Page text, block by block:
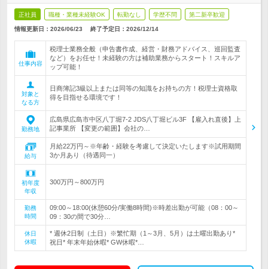
正社員 職種・業種未経験OK 転勤なし 学歴不問 第二新卒歓迎
情報更新日：2026/06/23 終了予定日： 2026/12/14
仕事内容
税理士業務全般（申告書作成、経営・財務アドバイス、巡回監査
など）をお任せ！未経験の方は補助業務からスタート！スキルア
ップ可能！
対象と
なる方
日商簿記3級以上または同等の知識をお持ちの方！税理士資格取
得を目指せる環境です！
勤務地
広島県広島市中区八丁堀7-2 JDS八丁堀ビル3F 【雇入れ直後】上
記事業所 【変更の範囲】会社の…
給与
月給22万円～※年齢・経験を考慮して決定いたします※試用期間
3か月あり（待遇同一）
初年度
年収
300万円～800万円
勤務
時間
09:00～18:00(休憩60分/実働8時間)※時差出勤が可能（08：00～
09：30の間で30分…
休日
休暇
* 週休2日制（土日）※繁忙期（1～3月、5月）は土曜出勤あり*
祝日* 年末年始休暇* GW休暇*…